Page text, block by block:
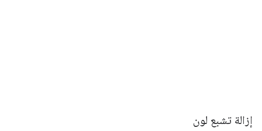
إزالة تشبع لون